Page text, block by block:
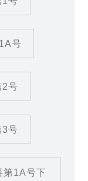
号
号
号
第1A号下